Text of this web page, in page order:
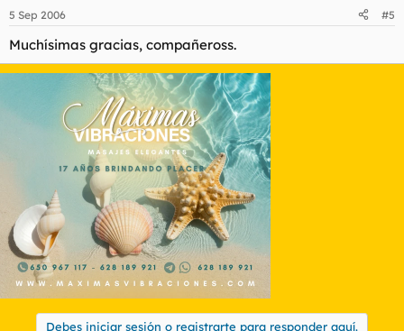
5 Sep 2006 #5
Muchísimas gracias, compañeross.
Debes iniciar sesión o registrarte para responder aquí.